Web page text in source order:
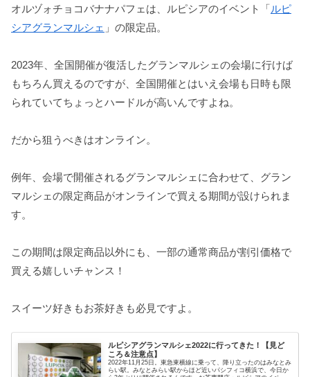
オルヅォチョコバナナパフェは、ルピシアのイベント「ルピ
シアグランマルシェ 」の限定品。
2023年、全国開催が復活したグランマルシェの会場に行けば
もちろん買えるのですが、全国開催とはいえ会場も日時も限
られていてちょっとハードルが高いんですよね。
だから狙うべきはオンライン。
例年、会場で開催されるグランマルシェに合わせて、グラン
マルシェの限定商品がオンラインで買える期間が設けられま
す。
この期間は限定商品以外にも、一部の通常商品が割引価格で
買える嬉しいチャンス！
スイーツ好きもお茶好きも必見ですよ。
ルピシアグランマルシェ2022に行ってきた！【見ど
ころ＆注意点】
2022年11月25日。東急東横線に乗って、降り立ったのはみなとみ
らい駅。みなとみらい駅からほど近いパシフィコ横浜で、今日か